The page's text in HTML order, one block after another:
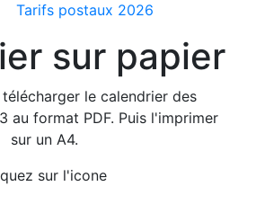
Tarifs postaux 2026
sur papier
le calendrier des
au format PDF. Puis l'imprimer
sur un A4.
sur l'icone